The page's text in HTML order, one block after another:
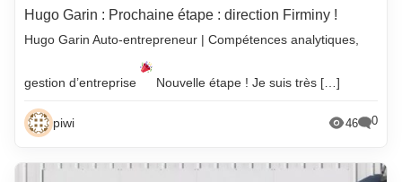
Hugo Garin : Prochaine étape : direction Firminy !
Hugo Garin Auto-entrepreneur | Compétences analytiques,
gestion d’entreprise Nouvelle étape ! Je suis très […]
piwi 46 0